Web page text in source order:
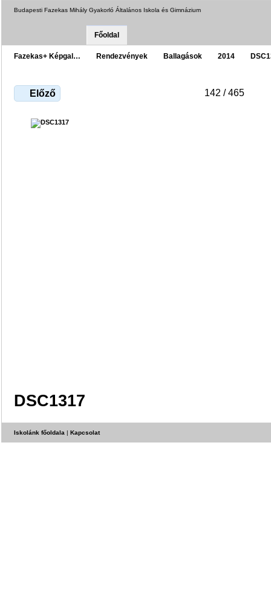
Budapesti Fazekas Mihály Gyakorló Általános Iskola és Gimnázium
Főoldal
Fazekas+ Képgal… Rendezvények Ballagások 2014
Előző 142 / 465
DSC1317
Iskolánk főoldala | Kapcsolat